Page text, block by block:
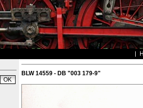
BLW 14559 - DB "003 179-9"